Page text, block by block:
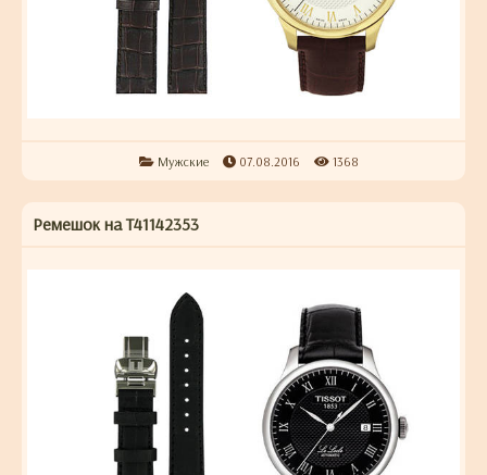
Мужские 07.08.2016 1368
Ремешок на T41142353